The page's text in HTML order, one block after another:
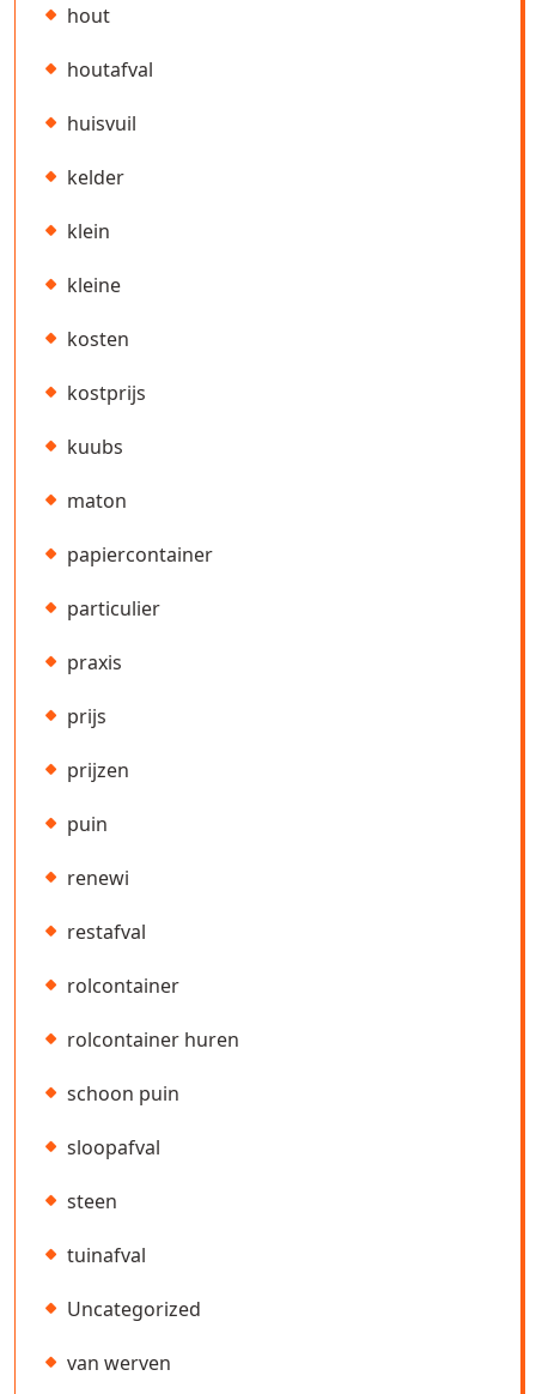
hout
houtafval
huisvuil
kelder
klein
kleine
kosten
kostprijs
kuubs
maton
papiercontainer
particulier
praxis
prijs
prijzen
puin
renewi
restafval
rolcontainer
rolcontainer huren
schoon puin
sloopafval
steen
tuinafval
Uncategorized
van werven